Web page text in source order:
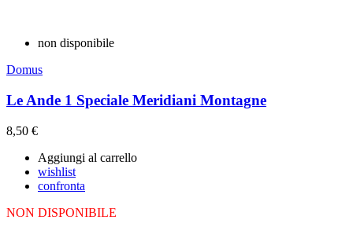
non disponibile
Domus
Le Ande 1 Speciale Meridiani Montagne
8,50 €
Aggiungi al carrello
wishlist
confronta
NON DISPONIBILE